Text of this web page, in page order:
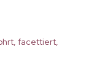
facettiert,